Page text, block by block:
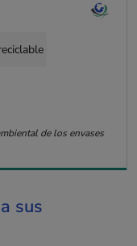
de los envases
sus